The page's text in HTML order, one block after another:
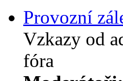
Provozní
Vzkazy od
fóra